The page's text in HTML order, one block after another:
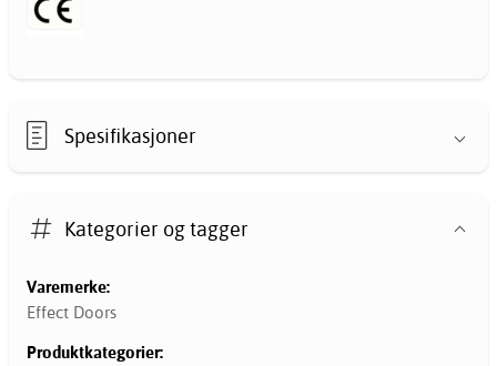
Spesifikasjoner
Kategorier og tagger
Varemerke:
Effect Doors
Produktkategorier: